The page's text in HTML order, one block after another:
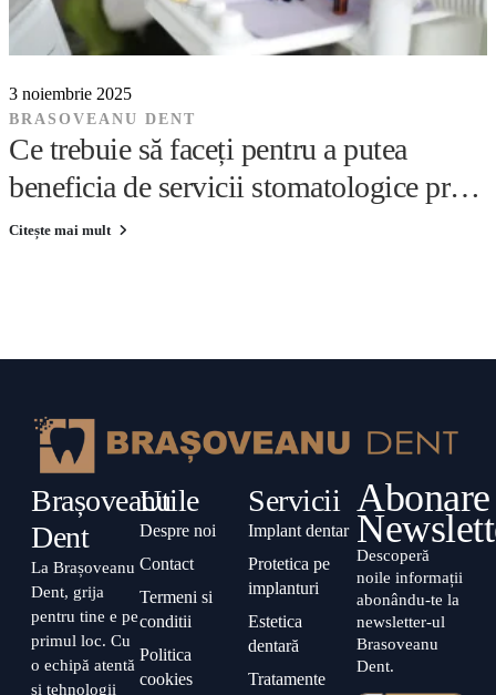
3 noiembrie 2025
BRASOVEANU DENT
Ce trebuie să faceți pentru a putea
beneficia de servicii stomatologice prin
CAS?
Citește mai mult
Brașoveanu
Dent
La Brașoveanu
Dent, grija
pentru tine e pe
primul loc. Cu
o echipă atentă
și tehnologii
Utile
Despre noi
Contact
Termeni si
conditii
Politica
cookies
Servicii
Implant dentar
Protetica pe
implanturi
Estetica
dentară
Tratamente
Abonare
Descoperă
noile informații
abonându-te la
newsletter-ul
Brasoveanu
Dent.